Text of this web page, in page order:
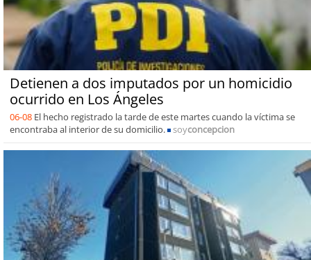
Detienen a dos imputados por un homicidio
ocurrido en Los Ángeles
06-08 El hecho registrado la tarde de este martes cuando la víctima se
encontraba al interior de su domicilio.
soyconcepcion